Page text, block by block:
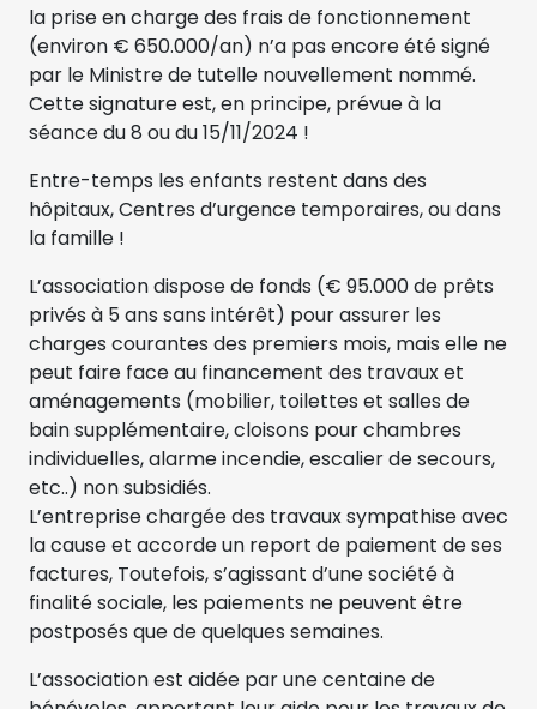
la prise en charge des frais de fonctionnement
(environ € 650.000/an) n’a pas encore été signé
par le Ministre de tutelle nouvellement nommé.
Cette signature est, en principe, prévue à la
séance du 8 ou du 15/11/2024 !
Entre-temps les enfants restent dans des
hôpitaux, Centres d’urgence temporaires, ou dans
la famille !
L’association dispose de fonds (€ 95.000 de prêts
privés à 5 ans sans intérêt) pour assurer les
charges courantes des premiers mois, mais elle ne
peut faire face au financement des travaux et
aménagements (mobilier, toilettes et salles de
bain supplémentaire, cloisons pour chambres
individuelles, alarme incendie, escalier de secours,
etc..) non subsidiés.
L’entreprise chargée des travaux sympathise avec
la cause et accorde un report de paiement de ses
factures, Toutefois, s’agissant d’une société à
finalité sociale, les paiements ne peuvent être
postposés que de quelques semaines.
L’association est aidée par une centaine de